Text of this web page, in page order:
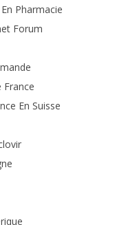
Pharmacie
Forum
France
En Suisse